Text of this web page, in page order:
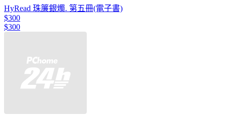
HyRead 珠簾銀燭. 第五冊(電子書)
$300
$300